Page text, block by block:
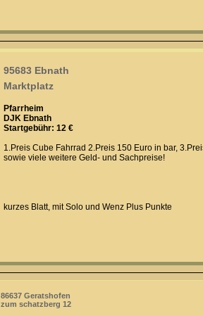
95683 Ebnath
Marktplatz
Pfarrheim
DJK Ebnath
Startgebühr: 12 €
1.Preis Cube Fahrrad 2.Preis 150 Euro in bar,
sowie viele weitere Geld- und Sachpreise!
kurzes Blatt, mit Solo und Wenz Plus Punkte
86637 Geratshofen
zum schatzberg 12